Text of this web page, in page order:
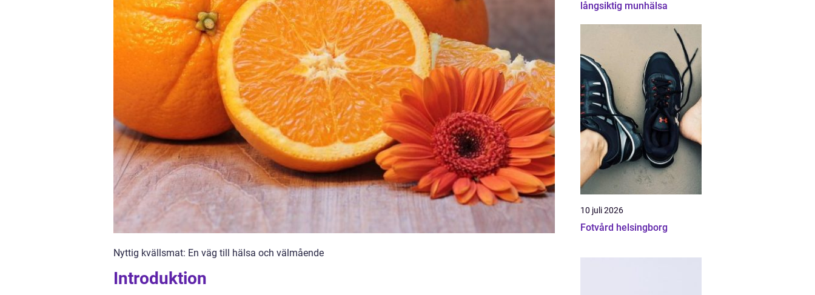
Nyttig kvällsmat: En väg till hälsa och välmående
Introduktion
långsiktig munhälsa
10 juli 2026
Fotvård helsingborg